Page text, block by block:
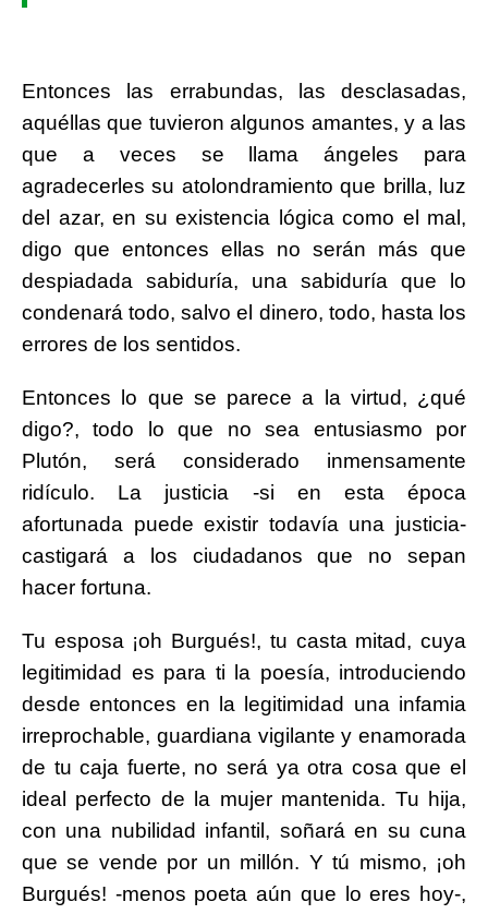
Entonces las errabundas, las desclasadas,
aquéllas que tuvieron algunos amantes, y a las
que a veces se llama ángeles para
agradecerles su atolondramiento que brilla, luz
del azar, en su existencia lógica como el mal,
digo que entonces ellas no serán más que
despiadada sabiduría, una sabiduría que lo
condenará todo, salvo el dinero, todo, hasta los
errores de los sentidos.
Entonces lo que se parece a la virtud, ¿qué
digo?, todo lo que no sea entusiasmo por
Plutón, será considerado inmensamente
ridículo. La justicia -si en esta época
afortunada puede existir todavía una justicia-
castigará a los ciudadanos que no sepan
hacer fortuna.
Tu esposa ¡oh Burgués!, tu casta mitad, cuya
legitimidad es para ti la poesía, introduciendo
desde entonces en la legitimidad una infamia
irreprochable, guardiana vigilante y enamorada
de tu caja fuerte, no será ya otra cosa que el
ideal perfecto de la mujer mantenida. Tu hija,
con una nubilidad infantil, soñará en su cuna
que se vende por un millón. Y tú mismo, ¡oh
Burgués! -menos poeta aún que lo eres hoy-,